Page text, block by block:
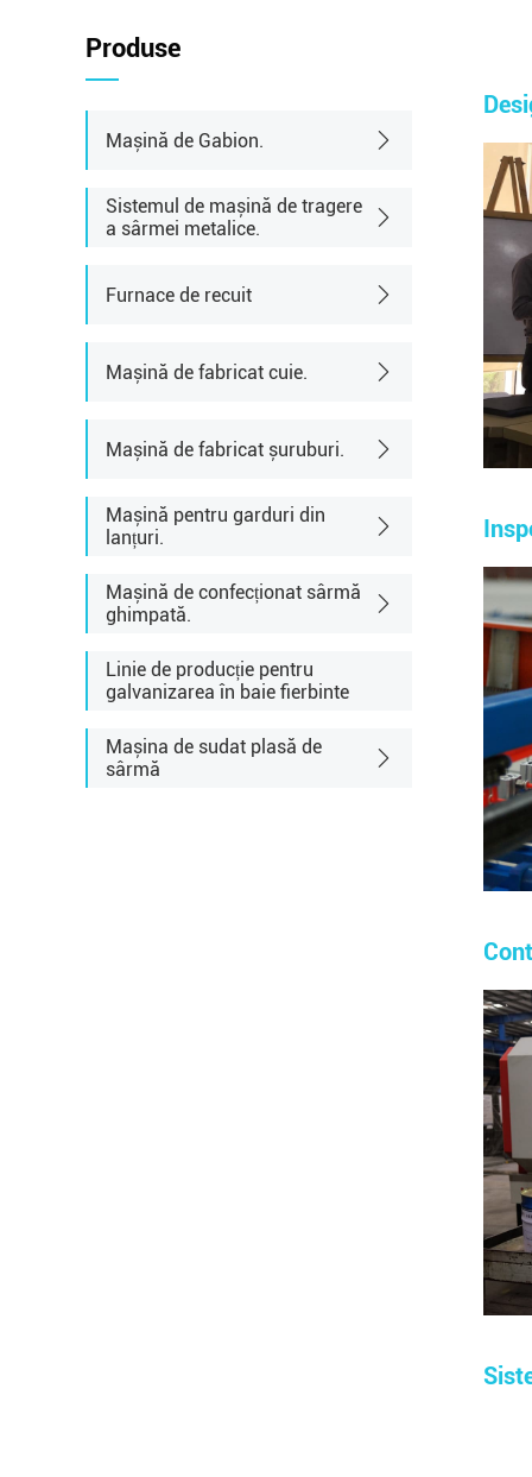
Produse
Mașină de Gabion.
Sistemul de mașină de tragere
a sârmei metalice.
Furnace de recuit
Mașină de fabricat cuie.
Mașină de fabricat șuruburi.
Mașină pentru garduri din
lanțuri.
Mașină de confecționat sârmă
ghimpată.
Linie de producție pentru
galvanizarea în baie fierbinte
Mașina de sudat plasă de
sârmă